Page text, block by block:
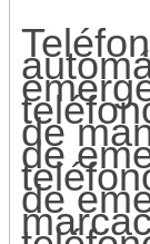
de
de
de